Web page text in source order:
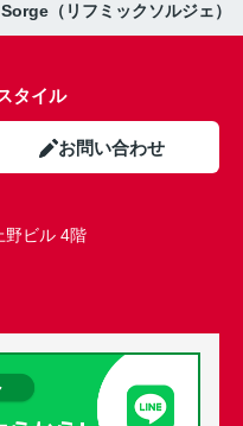
（リフミックソルジェ）
タイル
お問い合わせ
野ビル 4階